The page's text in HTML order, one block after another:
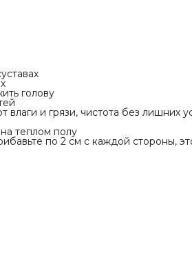
голову
и грязи, чистота без лишних
теплом полу
по 2 см с каждой стороны,